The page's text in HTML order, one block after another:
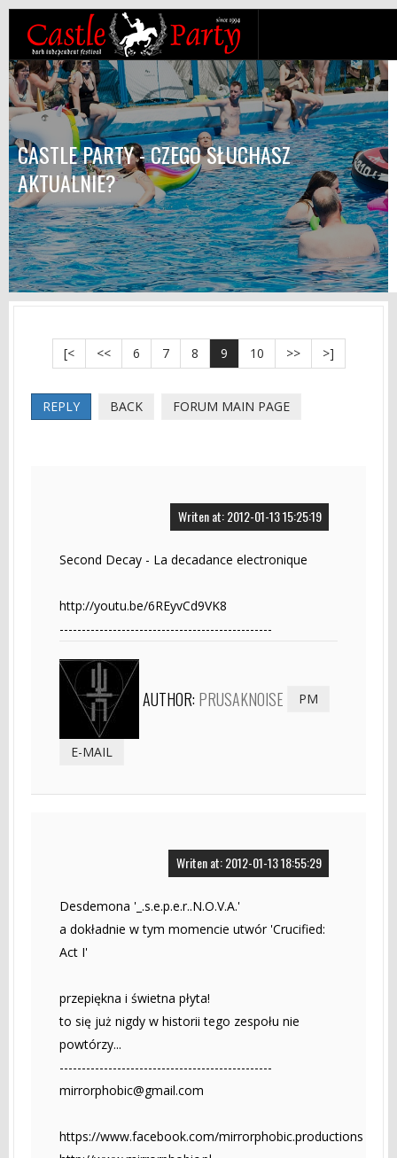
CASTLE PARTY - CZEGO SŁUCHASZ
AKTUALNIE?
[< << 6 7 8 9 10 >> >]
REPLY BACK FORUM MAIN PAGE
Writen at: 2012-01-13 15:25:19
Second Decay - La decadance electronique
http://youtu.be/6REyvCd9VK8
------------------------------------------------
AUTHOR: PRUSAKNOISE PM
E-MAIL
Writen at: 2012-01-13 18:55:29
Desdemona '_.s.e.p.e.r..N.O.V.A.'
a dokładnie w tym momencie utwór 'Crucified:
Act I'
przepiękna i świetna płyta!
to się już nigdy w historii tego zespołu nie
powtórzy...
------------------------------------------------
mirrorphobic@gmail.com
https://www.facebook.com/mirrorphobic.productions